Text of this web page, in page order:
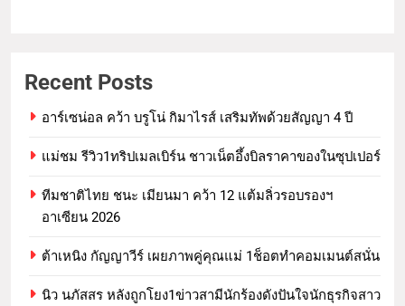
Recent Posts
อาร์เซน่อล คว้า บรูโน่ กิมาไรส์ เสริมทัพด้วยสัญญา 4 ปี
แม่ชม รีวิว1ทริปเมลเบิร์น ชาวเน็ตอึ้งบิลราคาของในซุปเปอร์
ทีมชาติไทย ชนะ เมียนมา คว้า 12 แต้มลิ่วรอบรองฯ
อาเซียน 2026
ต้าเหนิง กัญญาวีร์ เผยภาพคู่คุณแม่ 1ช็อตทำคอมเมนต์สนั่น
นิว นภัสสร หลังถูกโยง1ข่าวสามีนักร้องดังปันใจนักธุรกิจสาว